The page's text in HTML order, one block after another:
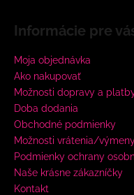
Informácie pre
Moja objednávka
Ako nakupovať
Možnosti dopravy a
Doba dodania
Obchodné podmienky
Možnosti vrátenia/
Podmienky ochrany
Naše krásne zákazníčky
Kontakt